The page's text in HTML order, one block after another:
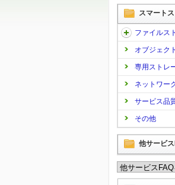
スマート
ファイルス
オブジェク
専用ストレ
ネットワー
サービス品
その他
他サービ